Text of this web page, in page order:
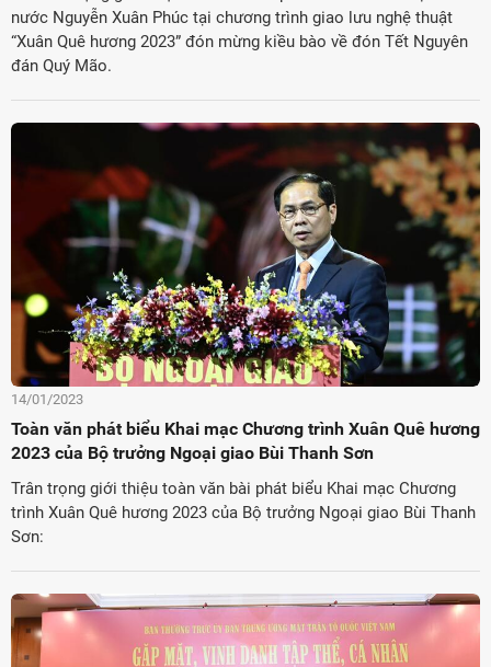
nước Nguyễn Xuân Phúc tại chương trình giao lưu nghệ thuật
“Xuân Quê hương 2023” đón mừng kiều bào về đón Tết Nguyên
đán Quý Mão.
14/01/2023
Toàn văn phát biểu Khai mạc Chương trình Xuân Quê hương
2023 của Bộ trưởng Ngoại giao Bùi Thanh Sơn
Trân trọng giới thiệu toàn văn bài phát biểu Khai mạc Chương
trình Xuân Quê hương 2023 của Bộ trưởng Ngoại giao Bùi Thanh
Sơn: